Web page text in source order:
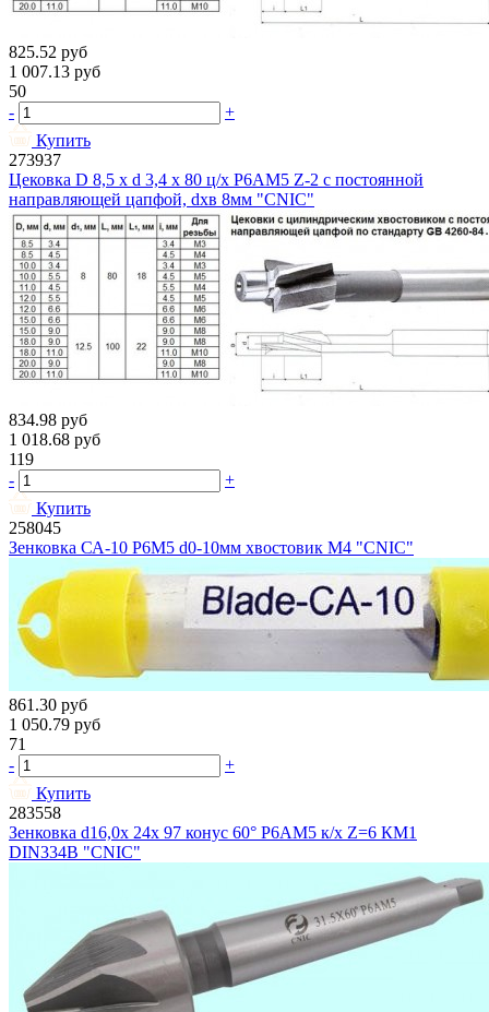
825.52 руб
1 007.13 руб
50
-
+
Купить
273937
Цековка D 8,5 х d 3,4 х 80 ц/х Р6АМ5 Z-2 с постоянной
направляющей цапфой, dхв 8мм "CNIC"
834.98 руб
1 018.68 руб
119
-
+
Купить
258045
Зенковка СА-10 Р6М5 d0-10мм хвостовик М4 "CNIC"
861.30 руб
1 050.79 руб
71
-
+
Купить
283558
Зенковка d16,0х 24х 97 конус 60° Р6АМ5 к/х Z=6 КМ1
DIN334B "CNIC"